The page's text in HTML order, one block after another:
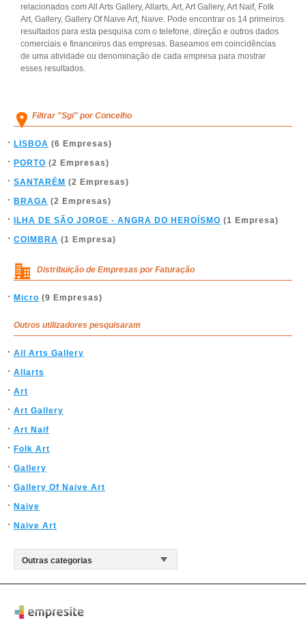
relacionados com All Arts Gallery, Allarts, Art, Art Gallery, Art Naif, Folk
Art, Gallery, Gallery Of Naive Art, Naive. Pode encontrar os 14 primeiros
resultados para esta pesquisa com o telefone, direção e outros dados
comerciais e financeiros das empresas. Baseamos em coincidências
de uma atividade ou denominação de cada empresa para mostrar
esses resultados.
Filtrar "Sgi" por Concelho
LISBOA (6 Empresas)
PORTO (2 Empresas)
SANTARÉM (2 Empresas)
BRAGA (2 Empresas)
ILHA DE SÃO JORGE - ANGRA DO HEROÍSMO (1 Empresa)
COIMBRA (1 Empresa)
Distribuição de Empresas por Faturação
Micro (9 Empresas)
Outros utilizadores pesquisaram
All Arts Gallery
Allarts
Art
Art Gallery
Art Naif
Folk Art
Gallery
Gallery Of Naive Art
Naive
Naive Art